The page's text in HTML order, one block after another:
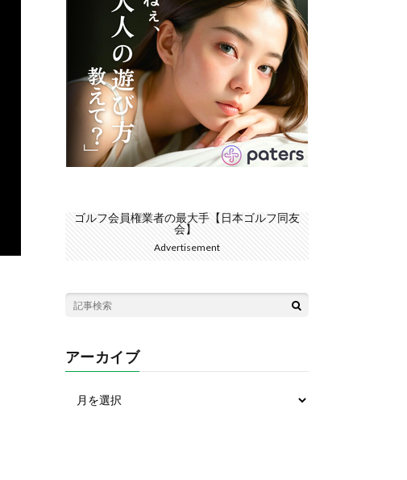
ゴルフ会員権業者の最大手【日本ゴルフ同友
会】
Advertisement
アーカイブ